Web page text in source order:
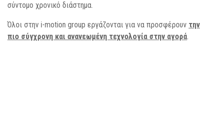
σύντομο χρονικό διάστημα.
Όλοι στην i-motion group εργάζονται για να προσφέρουν την
πιο σύγχρονη και ανανεωμένη τεχνολογία στην αγορά.